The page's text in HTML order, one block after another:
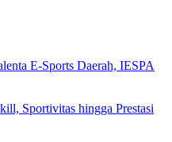
E-Sports Daerah, IESPA
Sportivitas hingga Prestasi